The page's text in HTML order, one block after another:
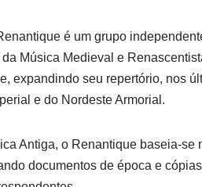
é um grupo
Música Medieval e
expandindo seu repertório, nos
e do Nordeste Armorial.
Antiga, o Renantique baseia-se
documentos de época e